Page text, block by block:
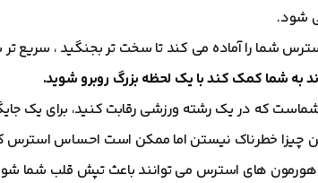
شود.
شما را آماده می کند تا سخت تر بجنگید ، سریع تر
که در یک رشته ورزشی رقابت کنید، برای یک
چیزا خطرناک نیستن اما ممکن است احساس استرس
هورمون های استرس می توانند باعث تپش قلب شما